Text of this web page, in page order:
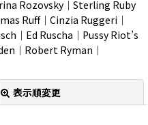
Rozovsky｜Sterling Ruby
Ruff｜Cinzia Ruggeri｜
｜Ed Ruscha｜Pussy Riot’s
｜Robert Ryman｜
表示順変更